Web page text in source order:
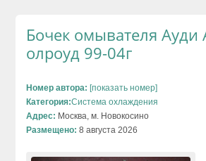
Бочек омывателя Ауди
олроуд 99-04г
Номер автора: [показать номер]
Категория:Система охлаждения
Адрес: Москва, м. Новокосино
Размещено: 8 августа 2026